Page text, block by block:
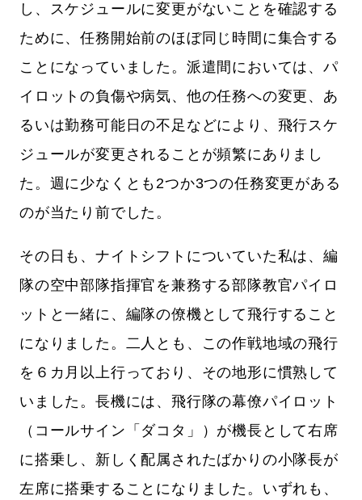
し、スケジュールに変更がないことを確認する
ために、任務開始前のほぼ同じ時間に集合する
ことになっていました。派遣間においては、パ
イロットの負傷や病気、他の任務への変更、あ
るいは勤務可能日の不足などにより、飛行スケ
ジュールが変更されることが頻繁にありまし
た。週に少なくとも2つか3つの任務変更がある
のが当たり前でした。
その日も、ナイトシフトについていた私は、編
隊の空中部隊指揮官を兼務する部隊教官パイロ
ットと一緒に、編隊の僚機として飛行すること
になりました。二人とも、この作戦地域の飛行
を６カ月以上行っており、その地形に慣熟して
いました。長機には、飛行隊の幕僚パイロット
（コールサイン「ダコタ」）が機長として右席
に搭乗し、新しく配属されたばかりの小隊長が
左席に搭乗することになりました。いずれも、